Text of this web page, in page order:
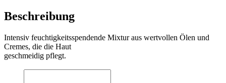
Beschreibung
Intensiv feuchtigkeitsspendende Mixtur aus wertvollen Ölen und
Cremes, die die Haut
geschmeidig pflegt.